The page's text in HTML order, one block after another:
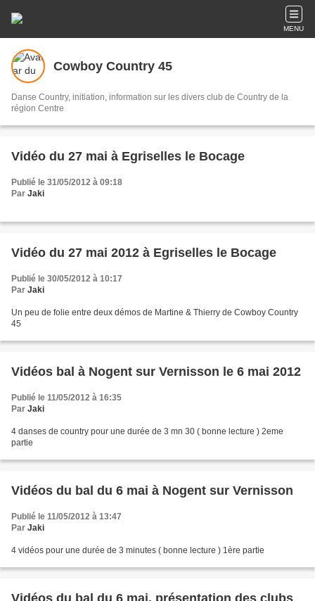
MENU
Cowboy Country 45
Danse Country, initiation, information sur les divers club de Country de la
région Centre
Vidéo du 27 mai à Egriselles le Bocage
Publié le 31/05/2012 à 09:18
Par Jaki
Vidéo du 27 mai 2012 à Egriselles le Bocage
Publié le 30/05/2012 à 10:17
Par Jaki
Un peu de folie entre deux démos de Martine & Thierry de Cowboy Country
45
Vidéos bal à Nogent sur Vernisson le 6 mai 2012
Publié le 11/05/2012 à 16:35
Par Jaki
4 danses de country pour une durée de 3 mn 30 ( bonne lecture ) 2eme
partie
Vidéos du bal du 6 mai à Nogent sur Vernisson
Publié le 11/05/2012 à 13:47
Par Jaki
4 vidéos pour une durée de 3 minutes ( bonne lecture ) 1ère partie
Vidéos du bal du 6 mai, présentation des clubs